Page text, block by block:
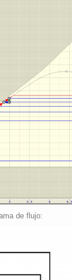
de flujo: